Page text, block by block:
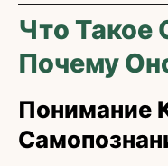
Что Такое
Почему
Понимание